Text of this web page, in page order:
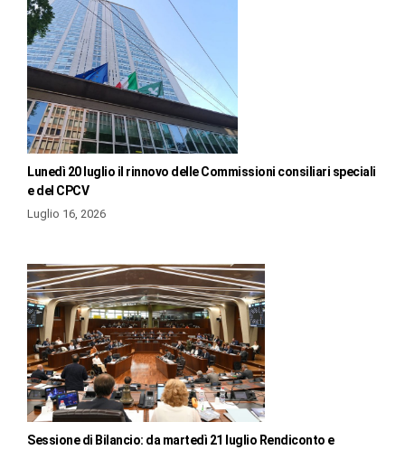
Lunedì 20 luglio il rinnovo delle Commissioni consiliari speciali
e del CPCV
Luglio 16, 2026
Sessione di Bilancio: da martedì 21 luglio Rendiconto e